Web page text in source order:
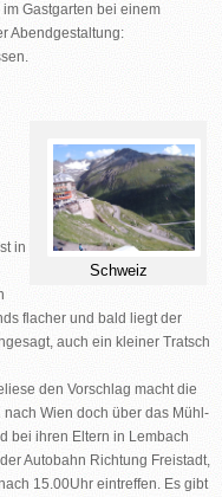
Gastgarten bei einem
Abendgestaltung:
Schweiz
in
flacher und bald liegt der
auch ein kleiner Tratsch
den Vorschlag macht die
Wien doch über das Mühl-
bei ihren Eltern in Lembach
Autobahn Richtung Freistadt,
15.00Uhr eintreffen. Es gibt